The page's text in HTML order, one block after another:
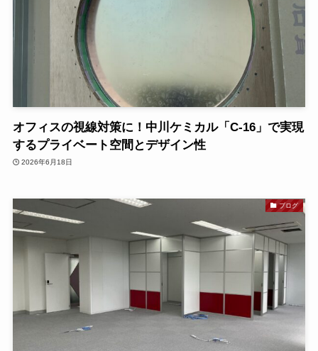
オフィスの視線対策に！中川ケミカル「C-16」で実現
するプライベート空間とデザイン性
2026年6月18日
ブログ